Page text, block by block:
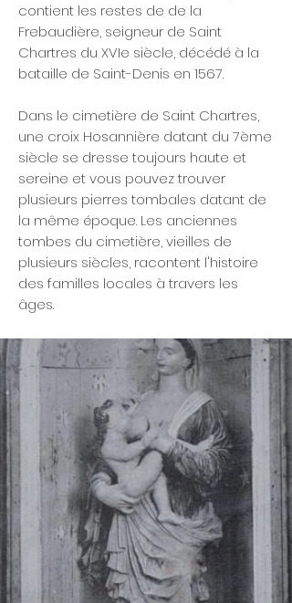
contient les restes de de la
Frebaudière, seigneur de Saint
Chartres du XVIe siècle, décédé à la
bataille de Saint-Denis en 1567.
Dans le cimetière de Saint Chartres,
une croix Hosannière datant du 7ème
siècle se dresse toujours haute et
sereine et vous pouvez trouver
plusieurs pierres tombales datant de
la même époque. Les anciennes
tombes du cimetière, vieilles de
plusieurs siècles, racontent l'histoire
des familles locales à travers les
âges.